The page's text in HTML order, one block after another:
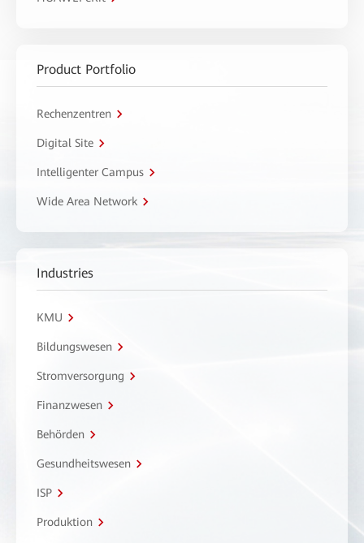
Product Portfolio
Rechenzentren
Digital Site
Intelligenter Campus
Wide Area Network
Industries
KMU
Bildungswesen
Stromversorgung
Finanzwesen
Behörden
Gesundheitswesen
ISP
Produktion